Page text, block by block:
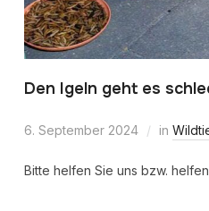
Den Igeln geht es
6. September 2024 in
Bitte helfen Sie uns bzw.